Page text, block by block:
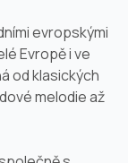
evropskými
Evropě i ve
od klasických
melodie až